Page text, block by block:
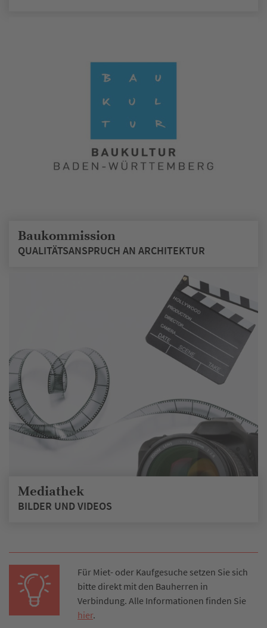
Baukommission
QUALITÄTSANSPRUCH AN ARCHITEKTUR
Mediathek
BILDER UND VIDEOS
Für Miet- oder Kaufgesuche setzen Sie sich
bitte direkt mit den Bauherren in
Verbindung. Alle Informationen finden Sie
hier.